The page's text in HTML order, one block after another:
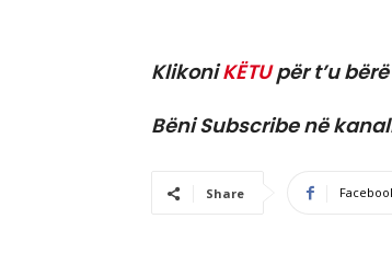
KlikoniKËTUpër t’u
Bëni Subscribe në
Share